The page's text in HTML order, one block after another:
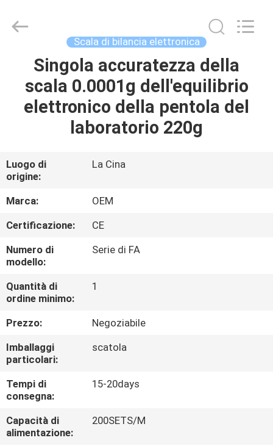
CASA.
PRODOTTI
SU
DI
NOI
VISITA
DELLA
FABBRICA
CONTROLLO
DELLA
QUALITÀ
NOTIZIE
Co.,Limited.
Scala di bilancia elettronica
Singola accuratezza della
scala 0.0001g dell'equilibrio
elettronico della pentola del
laboratorio 220g
Luogo di
origine:
La Cina
Marca:
OEM
Certificazione:
CE
Numero di
modello:
Serie di FA
Quantità di
ordine minimo:
1
Prezzo:
Negoziabile
Imballaggi
particolari:
scatola
Tempi di
consegna:
15-20days
Capacità di
alimentazione:
200SETS/M